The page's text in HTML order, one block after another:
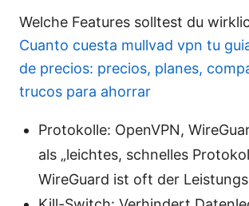
Welche Features solltest du
Cuanto cuesta mullvad vpn tu
de precios: precios, planes,
trucos para ahorrar
Protokolle: OpenVPN,
als „leichtes, schnelles
WireGuard ist oft der